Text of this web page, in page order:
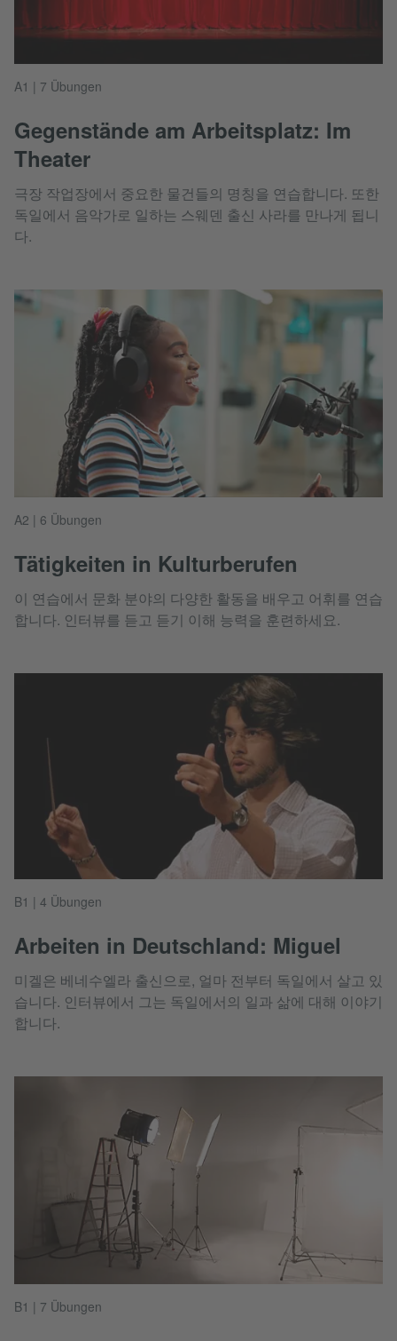
A1 | 7 Übungen
Gegenstände am Arbeitsplatz: Im
Theater
극장 작업장에서 중요한 물건들의 명칭을 연습합니다. 또한
독일에서 음악가로 일하는 스웨덴 출신 사라를 만나게 됩니
다.
A2 | 6 Übungen
Tätigkeiten in Kulturberufen
이 연습에서 문화 분야의 다양한 활동을 배우고 어휘를 연습
합니다. 인터뷰를 듣고 듣기 이해 능력을 훈련하세요.
B1 | 4 Übungen
Arbeiten in Deutschland: Miguel
미겔은 베네수엘라 출신으로, 얼마 전부터 독일에서 살고 있
습니다. 인터뷰에서 그는 독일에서의 일과 삶에 대해 이야기
합니다.
B1 | 7 Übungen